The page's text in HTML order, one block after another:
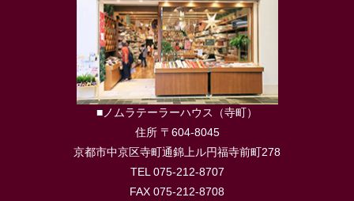
■ノムラテーラーハウス（寺町）
住所 〒604-8045
京都市中京区寺町通錦上ル円福寺前町278
TEL 075-212-8707
FAX 075-212-8708